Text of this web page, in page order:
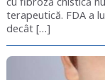
terapeutică. FDA a
decât […]